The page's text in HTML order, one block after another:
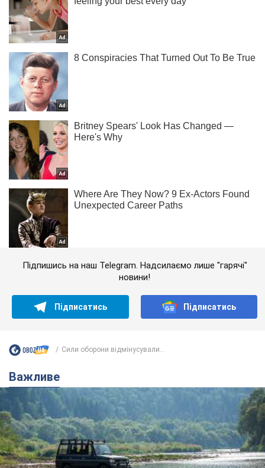
Підпишись на наш Telegram. Надсилаємо лише "гарячі"
новини!
Підписатись Підписатись
Сили оборони відмінусували...
Важливе